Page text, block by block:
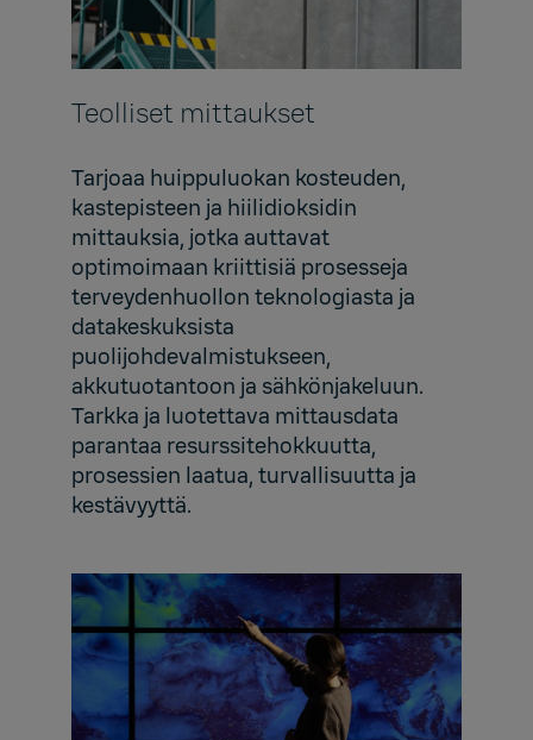
Teolliset mittaukset
Tarjoaa huippuluokan kosteuden,
kastepisteen ja hiilidioksidin
mittauksia, jotka auttavat
optimoimaan kriittisiä prosesseja
terveydenhuollon teknologiasta ja
datakeskuksista
puolijohdevalmistukseen,
akkutuotantoon ja sähkönjakeluun.
Tarkka ja luotettava mittausdata
parantaa resurssitehokkuutta,
prosessien laatua, turvallisuutta ja
kestävyyttä.